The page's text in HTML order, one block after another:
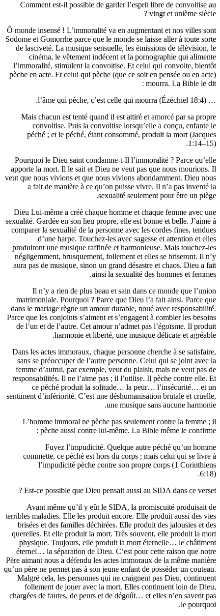
Comment est-il possible de garder l’esprit libre de
vingt et
Ô monde insensé ! L’immoralité va en augmentant et nos
Sodome et Gomorrhe parce que le monde se laisse aller à
de lasciveté. La musique sensuelle, les émissions de
cinéma, le vêtement indécent et la pornographie
l’immoralité, stimulent la convoitise. Et celui qui
pèche en acte. Et celui qui pèche (que ce soit en pensée
mourra. La
Mais chacun est tenté quand il est attiré et amorcé
convoitise. Puis la convoitise lorsqu’elle a conçu,
péché ; et le péché, étant consommé, produit la
Pourquoi le Dieu saint condamne-t-Il l’immoralité ?
apporte la mort. Il le sait et Dieu ne veut pas que nous
veut que nous vivions et que nous vivions abondamment.
a fait de manière à ce qu’on puisse vivre. Il n’a
sexualité seulement pour
Dieu Lui-même a créé chaque homme et chaque
sexualité. Gardée en son lieu propre, elle est bonne et
comparer la sexualité de la personne avec les cordes
d’une harpe. Touchez-les avec sagesse et
produiront une musique raffinée et harmonieuse. Mais
négligemment, brusquement, follement et elles se
aura pas de musique, sinon un grand désastre et chaos.
ainsi la sexualité des hommes
Il n’y a rien de plus beau et sain dans ce monde
matrimoniale. Pourquoi ? Parce que Dieu l’a fait ainsi.
dans le mariage règne un amour durable, noué avec
Parce que les conjoints s’aiment et s’engagent à combler
de l’un et de l’autre. Cet amour n’admet pas
harmonie et liberté, une musique délicate
Dans les actes immoraux, chaque personne cherche à
sans se préoccuper de l’autre personne. Celui qui se
femme d’autrui, par exemple, veut du plaisir, mais ne
responsabilités. Il ne l’aime pas ; il l’utilise. Il pèche
ce péché produit la solitude… la peur…
sentiment d’infériorité. C’est une déshumanisation
une musique sans
L’homme immoral ne pèche pas seulement contre
pèche aussi contre lui-même. La Bible même
Fuyez l’impudicité. Quelque autre péché
commette, ce péché est hors du corps ; mais celui
l’impudicité pèche contre son propre corps (1
Est-ce possible que Dieu pensait aussi au SIDA dans
Avant même qu’il y eût le SIDA, la promiscuité
terribles maladies. Elle les produit encore. Elle produit
brisées et des familles déchirées. Elle produit des
querelles. Et elle produit la mort. Très souvent, elle
physique. Toujours, elle produit la mort éternelle… le
éternel… la séparation de Dieu. C’est pour cette
Père aimant nous a défendu les actes immoraux de la
qu’un père ne permet pas à son jeune enfant de posséder
Malgré cela, les personnes qui ne craignent pas Dieu,
follement de jouer avec la mort. Elles continuent
chargées de fautes, de peurs et de dégoût… et elles n’en